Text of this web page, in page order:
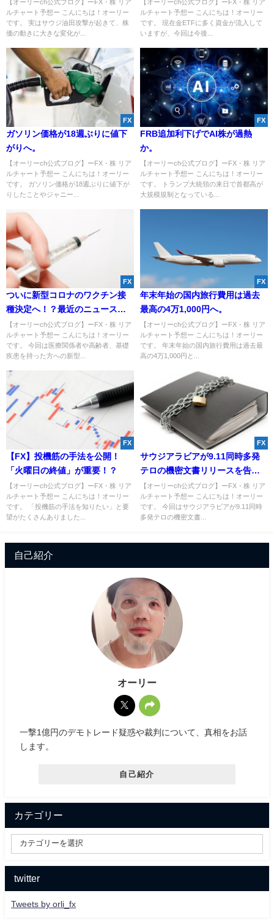
【オーリーch公式ブログ】ーFX・株 リア
ルチャート予想ー こんにちは！オーリー
です。 実はサウジ油田攻撃が起きて、株
価の動きに大きな変化が...
【オーリーch公式ブログ】ーFX・株 リア
ルチャート予想ー こんにちは！オーリー
です。 現在金ETFに多く資金が流入して
いますが、今回は今後...
FX
ガソリン価格が18週ぶりに値下
がりへ。
【オーリーch公式ブログ】ーFX・株 リア
ルチャート予想ー こんにちは！オーリー
です。 ガソリン価格が18週ぶりに値下が
りしたことやジャニー...
FX
FRB追加利下げでAI株が過熱
か。
【オーリーch公式ブログ】ーFX・株 リア
ルチャート予想ー こんにちは！オーリー
です。 トランプ大統領の来日で首都高が
大規模規制となっている...
FX
ついに新型コロナのワクチン接
種決定へ！？最近のニュースに
ついて考察。
【オーリーch公式ブログ】ーFX・株 リア
ルチャート予想ー こんにちは！オーリー
です。 今回は医療関係者や高齢者、基礎
疾患を持った方への新型...
FX
年末年始の国内旅行費用は過去
最高の4万1,000円へ。
【オーリーch公式ブログ】ーFX・株 リア
ルチャート予想ー こんにちは！オーリー
です。 年末年始の国内旅行費用は過去最
高の4万1,000円と...
FX
【FX】投機筋の手法を公開！
「火曜日の終値」が重要！？
【オーリーch公式ブログ】ーFX・株 リア
ルチャート予想ー こんにちは！オーリー
です。 「投機筋の手法を知りたい」と要
望がたくさんありました...
FX
サウジアラビアが9.11同時多発
テロの機密文書リリースを告
知！GACKT氏無期限休止の真相
とは！？
【オーリーch公式ブログ】ーFX・株 リア
ルチャート予想ー こんにちは！オーリー
です。 今回はサウジアラビアが9.11同時
多発テロの機密文書...
自己紹介
オーリー
一撃1億円のデモトレード疑惑や裁判について、真相をお話
します。
自己紹介
カテゴリー
twitter
Tweets by orli_fx